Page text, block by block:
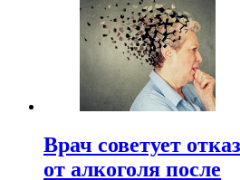
Врач советует
от алкоголя после